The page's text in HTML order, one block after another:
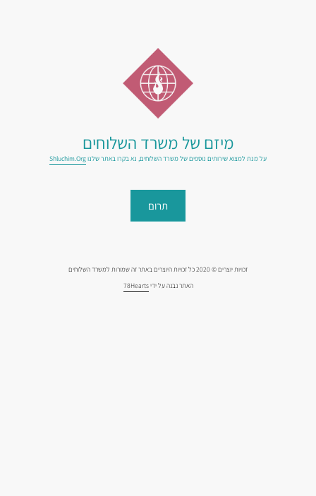
מיזם של משרד השלוחים
על מנת למצוא שירותים נוספים של משרד השלוחים, נא בקרו באתר שלנוShluchim.org
תרום
זכויות יוצרים © 2020 כל זכויות היוצרים באתר זה שמורות למשרד השלוחים
האתר נבנה על ידי78Hearts